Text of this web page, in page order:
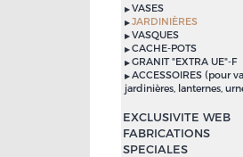
VASES
JARDINIÈRES
VASQUES
CACHE-POTS
GRANIT "EXTRA UE"-F
ACCESSOIRES (pour
jardinières, lanternes,
EXCLUSIVITE WEB
FABRICATIONS
SPECIALES